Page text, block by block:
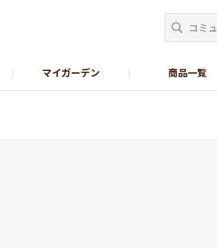
マイガーデン 商品一覧